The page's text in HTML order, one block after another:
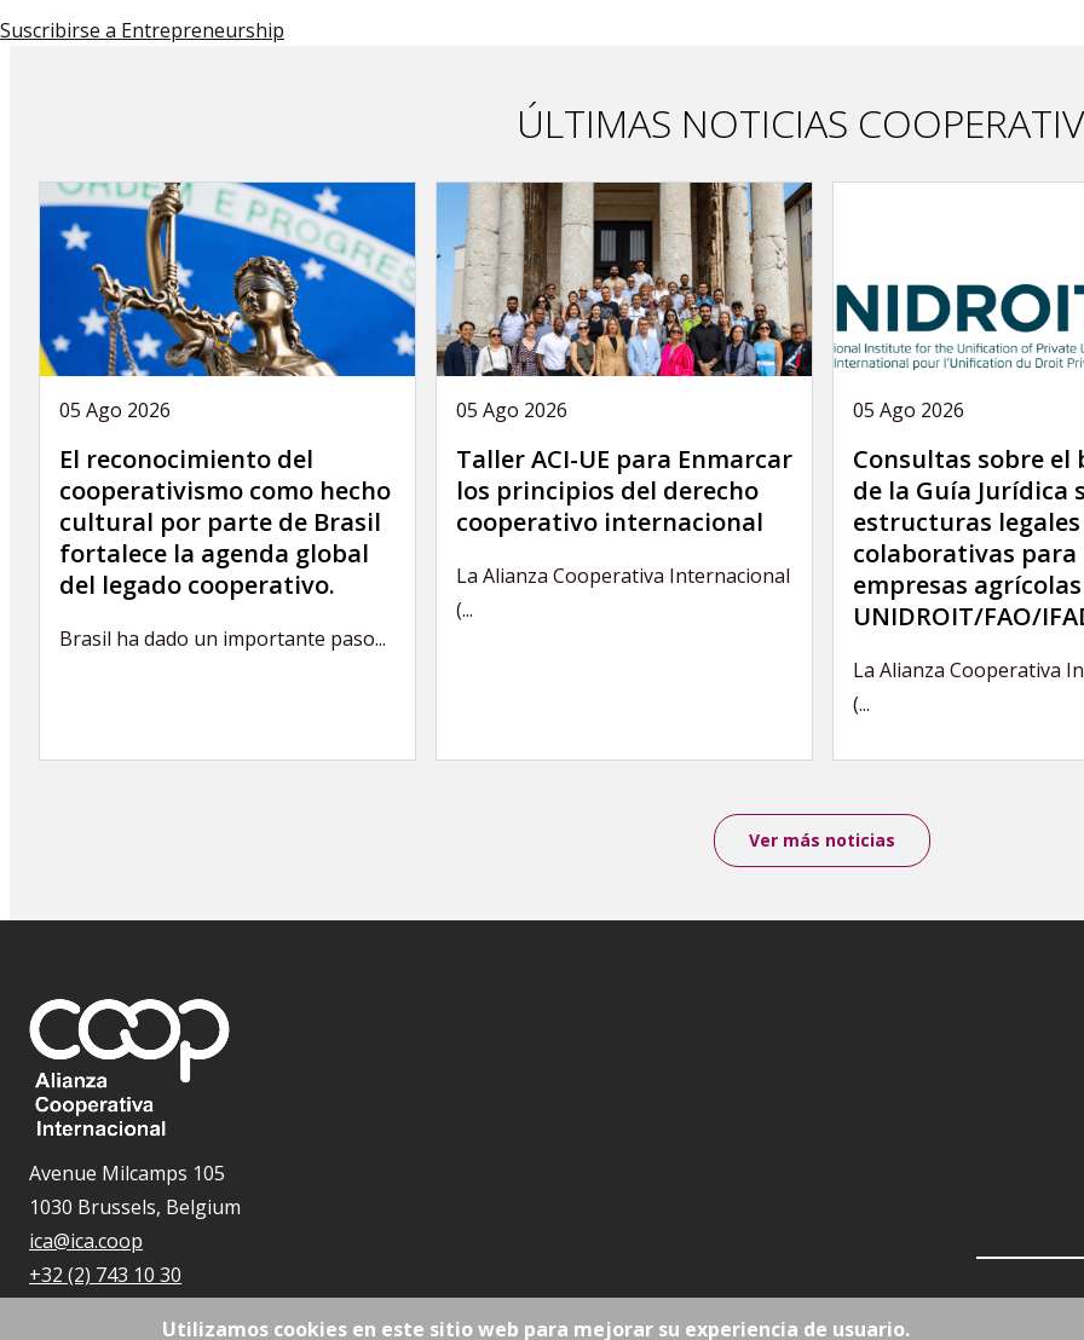
Suscribirse a Entrepreneurship
ÚLTIMAS NOTICIAS
05 Ago 2026
El reconocimiento del
cooperativismo como hecho
cultural por parte de Brasil
fortalece la agenda global
del legado cooperativo.
Brasil ha dado un importante paso...
05 Ago 2026
Taller ACI-UE para Enmarcar
los principios del derecho
cooperativo internacional
La Alianza Cooperativa Internacional
(...
05 Ago 2026
Consultas sobre el
de la Guía Jurídica
estructuras legales
colaborativas para
empresas
UNIDROIT/FAO/
La Alianza Cooperativa
(...
Ver más noticias
Avenue Milcamps 105
1030 Brussels, Belgium
ica@ica.coop
+32 (2) 743 10 30
Utilizamos cookies en este sitio web para mejorar su experiencia de usuario.